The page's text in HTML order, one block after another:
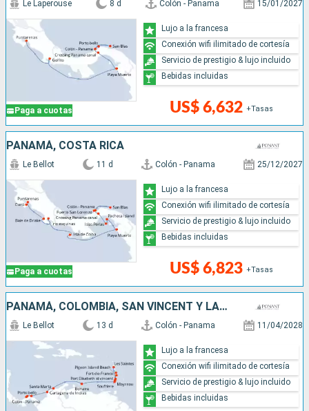
Paga a cuotas
Le Laperouse 8 d Colón - Panama 15/01/2027
US$ 6,632 +Tasas
Lujo a la francesa
Conexión wifi ilimitado de cortesía
Servicio de prestigio & lujo incluido
Bebidas incluidas
PANAMÁ, COSTA RICA
Paga a cuotas
Le Bellot 11 d Colón - Panama 25/12/2027
US$ 6,823 +Tasas
Lujo a la francesa
Conexión wifi ilimitado de cortesía
Servicio de prestigio & lujo incluido
Bebidas incluidas
PANAMÁ, COLOMBIA, SAN VINCENT Y LAS GRANADINAS, SANTA LUCIA
Le Bellot 13 d Colón - Panama 11/04/2028
Lujo a la francesa
Conexión wifi ilimitado de cortesía
Servicio de prestigio & lujo incluido
Bebidas incluidas